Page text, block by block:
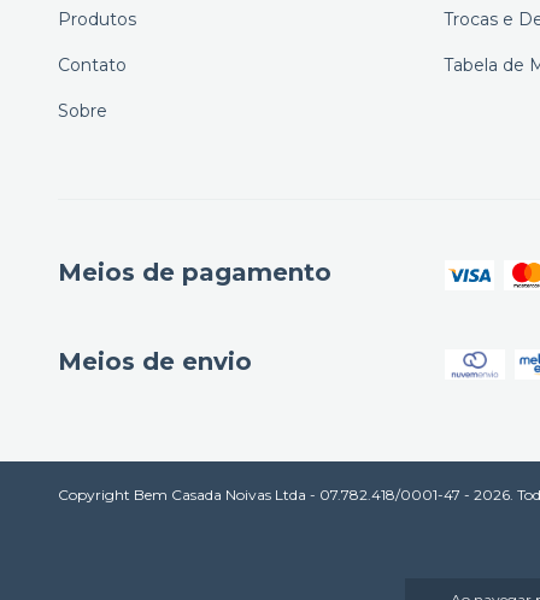
Produtos
Contato
Sobre
Trocas e
Tabela de
Meios de pagamento
Meios de envio
Copyright Bem Casada Noivas Ltda - 07.782.418/0001-47 - 2026.